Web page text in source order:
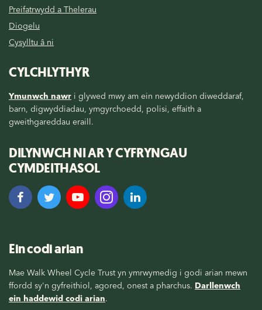
Preifatrwydd a Thelerau
Diogelu
Cysylltu â ni
CYLCHLYTHYR
Ymunwch nawr i glywed mwy am ein newyddion diweddaraf,
barn, digwyddiadau, ymgyrchoedd, polisi, effaith a
gweithgareddau eraill.
DILYNWCH NI AR Y CYFRYNGAU
CYMDEITHASOL
Ein codi arian
Mae Walk Wheel Cycle Trust yn ymrwymedig i godi arian mewn
ffordd sy'n gyfreithiol, agored, onest a pharchus. Darllenwch
ein haddewid codi arian.